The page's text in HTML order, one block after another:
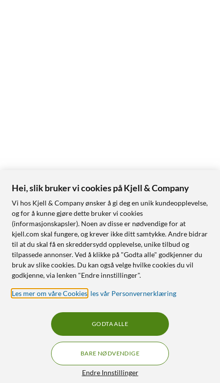
Hei, slik bruker vi cookies på Kjell & Company
Vi hos Kjell & Company ønsker å gi deg en unik kundeopplevelse,
og for å kunne gjøre dette bruker vi cookies
(informasjonskapsler). Noen av disse er nødvendige for at
kjell.com skal fungere, og krever ikke ditt samtykke. Andre bidrar
til at du skal få en skreddersydd opplevelse, unike tilbud og
tilpassede annonser. Ved å klikke på "Godta alle" godkjenner du
bruk av slike cookies. Du kan også velge hvilke cookies du vil
godkjenne, via lenken "Endre innstillinger".
Les mer om våre Cookies les vår Personvernerklæring
Endre Innstillinger
BARE NØDVENDIGE
GODTA ALLE